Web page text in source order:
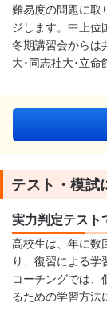
難易度の問題に取
ジします。中上位
冬期講習会からは
大･同志社大･立命
テスト・模試
実力判定テスト
高校生は、年に数
り、復習による
コーチングでは、
るための学習方法